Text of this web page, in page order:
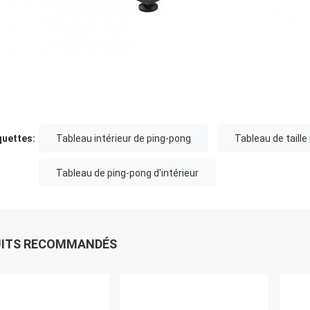
Tableau intérieur de ping-pong Tableau de
Tableau de ping-pong d'intérieur
RECOMMANDÉS